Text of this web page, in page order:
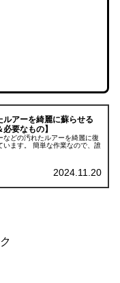
アーを綺麗に蘇らせる
要なもの】
などの汚れたルアーを綺麗に復
います。 簡単な作業なので、誰
2024.11.20